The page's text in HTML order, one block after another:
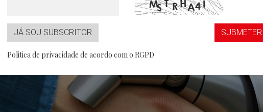
JÁ SOU SUBSCRITOR
Politica de privacidade de acordo com o RGPD